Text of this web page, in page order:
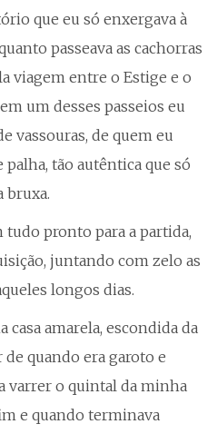
que eu só enxergava à
passeava as cachorras
viagem entre o Estige e o
um desses passeios eu
vassouras, de quem eu
tão autêntica que só
bruxa.
pronto para a partida,
juntando com zelo as
longos dias.
amarela, escondida da
quando era garoto e
varrer o quintal da minha
e quando terminava